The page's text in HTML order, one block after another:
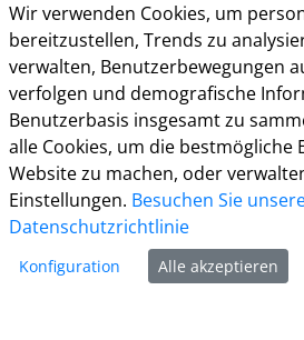
Impressum
Datenschutz
Nutzungsbedingungen
Kontakt
Barrierefreiheit
Cookie-Richtlinie
Wir verwenden Cookies, um
bereitzustellen, Trends zu
verwalten, Benutzerbewegungen
verfolgen und demografische
Benutzerbasis insgesamt zu
alle Cookies, um die bestmögliche
Website zu machen, oder
Einstellungen. Besuchen Sie
Datenschutzrichtlinie
Konfiguration Alle akzeptieren